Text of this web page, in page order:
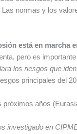
normas y los
está en marcha
pero es
los riesgos que
principales del
años
investigado en